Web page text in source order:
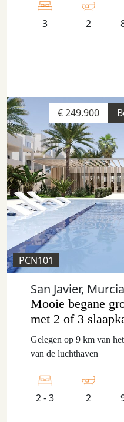
3 2
€ 249.900
PCN101
San Javier, Murcia
Mooie begane
met 2 of 3
Gelegen op 9 km van
van de luchthaven
2 - 3 2